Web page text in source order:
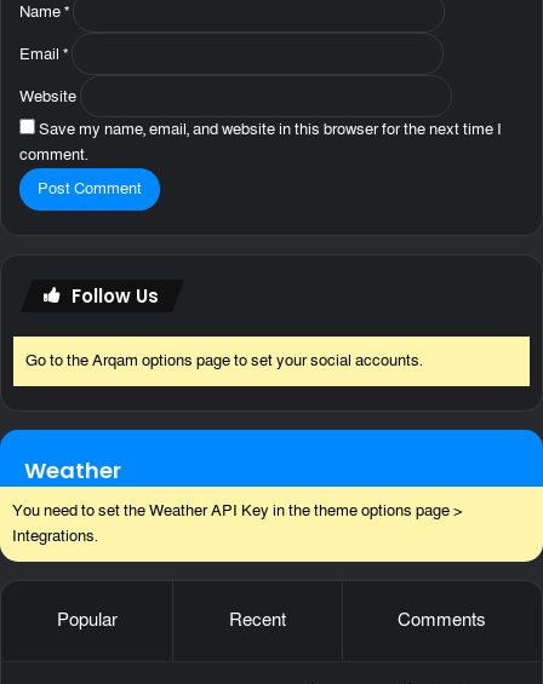
Name*
Email *
Website
Save my name, email, and website in this browser for the next time I
comment.
Follow Us
Go to the Arqam options page to set your social accounts.
Weather
You need to set the Weather API Key in the theme options page >
Integrations.
Popular Recent Comments